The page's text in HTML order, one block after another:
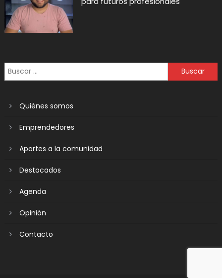
Quiénes somos
Emprendedores
Aportes a la comunidad
Destacados
Agenda
Opinión
Contacto